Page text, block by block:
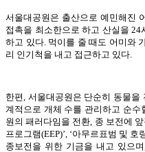
서울대공원은 출산으로 예민해진
접촉을 최소한으로 하고 산실을
하고 있다. 먹이를 줄 때도 어미와
리 인기척을 내고 접근하고 있다.
한편, 서울대공원은 단순히 동물
계적으로 개체 수를 관리하고 순
원의 패러다임을 전환, 종 보전에
프로그램(EEP)’, ‘아무르표범 및
종보전을 위한 기금을 내고 있으